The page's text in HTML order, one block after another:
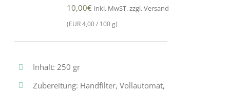
10,00€ inkl. MwST. zzgl. Versand
(EUR 4,00 / 100 g)
Inhalt: 250 gr
Zubereitung: Handfilter, Vollautomat,